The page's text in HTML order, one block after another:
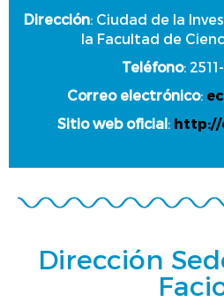
Dirección: Ciudad de la
la Facultad de
Teléfono:
Correo electrónico:
Sitio web oficial: http://
Dirección